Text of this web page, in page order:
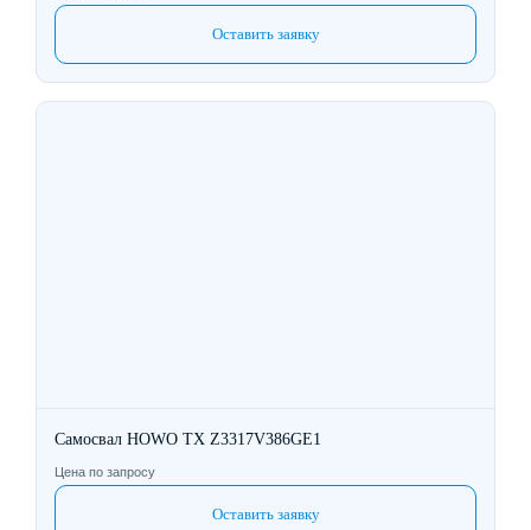
Оставить заявку
Самосвал HOWO TX Z3317V386GE1
Цена по запросу
Оставить заявку